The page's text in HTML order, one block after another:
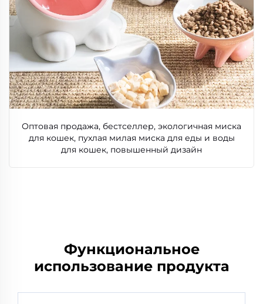
Оптовая продажа, бестселлер, экологичная миска
для кошек, пухлая милая миска для еды и воды
для кошек, повышенный дизайн
Функциональное
использование продукта